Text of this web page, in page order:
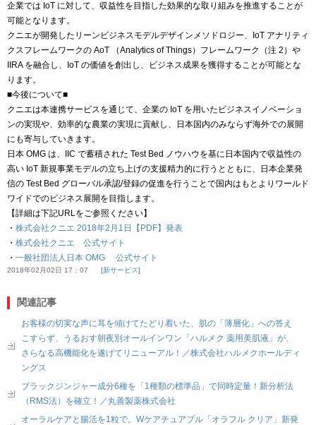
企業では IoT に対して、収益性を目指した効果的な取り組みを推進することが
可能となります。
クニエが開発したリーンビジネスモデルデザインメソドロジー、IoT アナリティ
クスフレームワークの AoT （Analytics of Things）フレームワーク（注 2）や
IIRA を融合し、IoT の価値を創出し、ビジネス成果を獲得することが可能とな
ります。
■今後について■
クニエは本連携サービスを通じて、企業の IoT を用いたビジネスイノベーショ
ンの実現や、効率的な農業の実現に貢献し、日本国内のみならず海外での展開
にも寄与していきます。
日本 OMG は、IIC で蓄積された Test Bed ノウハウを基に日本国内で収益性の
高い IoT 新規事業モデルの立ち上げの支援精力的に行うとともに、日本企業発
信の Test Bed グローバル承認/登録の促進を行うことで国内はもとよりワールド
ワイドでのビジネス展開を目指します。
【詳細は下記URLをご参照ください】
・ 株式会社クニエ 2018年2月1日【PDF】発表
・ 株式会社クニエ 公式サイト
・ 一般社団法人日本 OMG 公式サイト
2018年02月02日 17：07 新サービス
関連記事
お客様の切実な声に耳を傾けてたどり着いた、肌の「薄層化」への答え
こすらず、うるおす朝夜別オールインワン「ハルメク 薬用美肌液」が、
さらなる高機能化を遂げてリニューアル！／株式会社ハルメクホールディ
ングス
ブラックジンジャー成分6種を「1種類の標準品」で同時定量！新分析法
（RMS法）を確立！／丸善製薬株式会社
オーラルケアと腸活を1粒で。Wケアチュアブル「オラフル クリア」新発